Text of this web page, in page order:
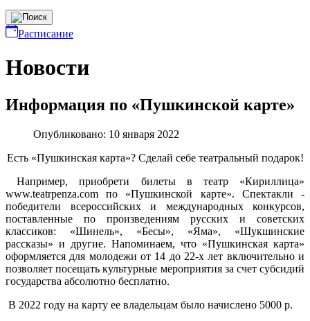
Расписание
Новости
Информация по «Пушкинской карте»
Опубликовано: 10 января 2022
Есть «Пушкинская карта»? Сделай себе театральный подарок!
Например, приобрети билеты в театр «Кириллица»
www.teatrpenza.com по «Пушкинской карте». Спектакли -
победители всероссийских и международных конкурсов,
поставленные по произведениям русских и советских
классиков: «Шинель», «Бесы», «Яма», «Шукшинские
рассказы» и другие. Напоминаем, что «Пушкинская карта»
оформляется для молодежи от 14 до 22-х лет включительно и
позволяет посещать культурные мероприятия за счет субсидий
государства абсолютно бесплатно.
В 2022 году на карту ее владельцам было начислено 5000 р.